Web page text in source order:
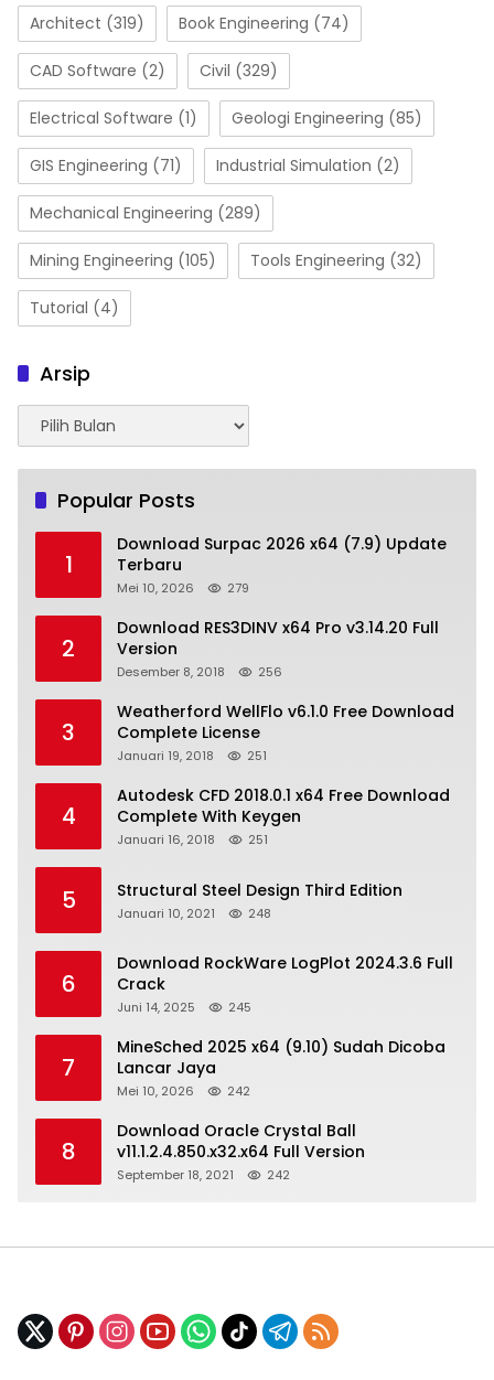
Architect (319) Book Engineering (74)
CAD Software (2) Civil (329)
Electrical Software (1) Geologi Engineering (85)
GIS Engineering (71) Industrial Simulation (2)
Mechanical Engineering (289)
Mining Engineering (105) Tools Engineering (32)
Tutorial (4)
Arsip
Arsip
Popular Posts
1
Download Surpac 2026 x64 (7.9) Update
Terbaru
Mei 10, 2026 279
2
Download RES3DINV x64 Pro v3.14.20 Full
Version
Desember 8, 2018 256
3
Weatherford WellFlo v6.1.0 Free Download
Complete License
Januari 19, 2018 251
4
Autodesk CFD 2018.0.1 x64 Free Download
Complete With Keygen
Januari 16, 2018 251
5 Structural Steel Design Third Edition
Januari 10, 2021 248
6
Download RockWare LogPlot 2024.3.6 Full
Crack
Juni 14, 2025 245
7
MineSched 2025 x64 (9.10) Sudah Dicoba
Lancar Jaya
Mei 10, 2026 242
8
Download Oracle Crystal Ball
v11.1.2.4.850.x32.x64 Full Version
September 18, 2021 242